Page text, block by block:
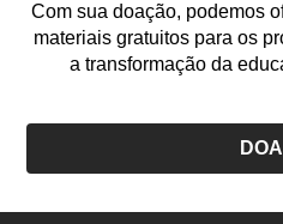
Com sua doação, podemos
materiais gratuitos para os
a transformação da